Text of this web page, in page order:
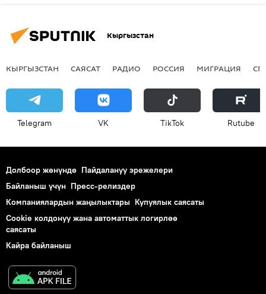
Кыргызстан
КЫРГЫЗСТАН САЯСАТ РАДИО РОССИЯ МИГРАЦИЯ
Telegram VK ТikТоk Rutube
Долбоор жөнүндө Пайдалануу эрежелери
Байланыш үчүн Пресс-релиздер
Компаниялардын жаңылыктары Купуялык саясаты
Cookie колдонуу жана автоматтык логирлөө
саясаты
Кайра байланыш